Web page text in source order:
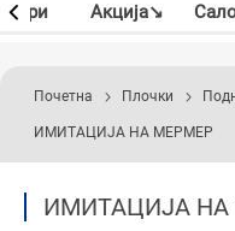
Акцијa↘
Почетна Плочки
ИМИТАЦИЈА НА МЕРМЕР
ИМИТАЦИЈА